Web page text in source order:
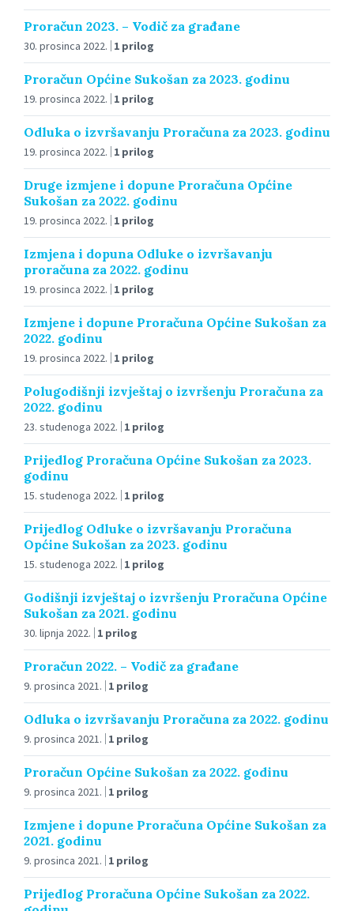
Proračun 2023. – Vodič za građane
30. prosinca 2022. 1 prilog
Proračun Općine Sukošan za 2023. godinu
19. prosinca 2022. 1 prilog
Odluka o izvršavanju Proračuna za 2023. godinu
19. prosinca 2022. 1 prilog
Druge izmjene i dopune Proračuna Općine
Sukošan za 2022. godinu
19. prosinca 2022. 1 prilog
Izmjena i dopuna Odluke o izvršavanju
proračuna za 2022. godinu
19. prosinca 2022. 1 prilog
Izmjene i dopune Proračuna Općine Sukošan za
2022. godinu
19. prosinca 2022. 1 prilog
Polugodišnji izvještaj o izvršenju Proračuna za
2022. godinu
23. studenoga 2022. 1 prilog
Prijedlog Proračuna Općine Sukošan za 2023.
godinu
15. studenoga 2022. 1 prilog
Prijedlog Odluke o izvršavanju Proračuna
Općine Sukošan za 2023. godinu
15. studenoga 2022. 1 prilog
Godišnji izvještaj o izvršenju Proračuna Općine
Sukošan za 2021. godinu
30. lipnja 2022. 1 prilog
Proračun 2022. – Vodič za građane
9. prosinca 2021. 1 prilog
Odluka o izvršavanju Proračuna za 2022. godinu
9. prosinca 2021. 1 prilog
Proračun Općine Sukošan za 2022. godinu
9. prosinca 2021. 1 prilog
Izmjene i dopune Proračuna Općine Sukošan za
2021. godinu
9. prosinca 2021. 1 prilog
Prijedlog Proračuna Općine Sukošan za 2022.